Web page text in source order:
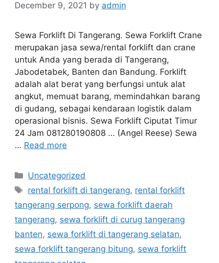
December 9, 2021 by admin
Sewa Forklift Di Tangerang. Sewa Forklift Crane
merupakan jasa sewa/rental forklift dan crane
untuk Anda yang berada di Tangerang,
Jabodetabek, Banten dan Bandung. Forklift
adalah alat berat yang berfungsi untuk alat
angkut, memuat barang, memindahkan barang
di gudang, sebagai kendaraan logistik dalam
operasional bisnis. Sewa Forklift Ciputat Timur
24 Jam 081280190808 … (Angel Reese) Sewa
… Read more
Categories
Uncategorized
Tags
rental forklift di tangerang, rental forklift
tangerang serpong, sewa forklift daerah
tangerang, sewa forklift di curug tangerang
banten, sewa forklift di tangerang selatan,
sewa forklift tangerang bitung, sewa forklift